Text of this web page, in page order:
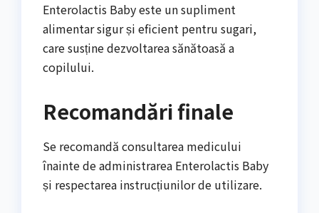
Enterolactis Baby este un supliment
alimentar sigur și eficient pentru sugari,
care susține dezvoltarea sănătoasă a
copilului.
Recomandări finale
Se recomandă consultarea medicului
înainte de administrarea Enterolactis Baby
și respectarea instrucțiunilor de utilizare.